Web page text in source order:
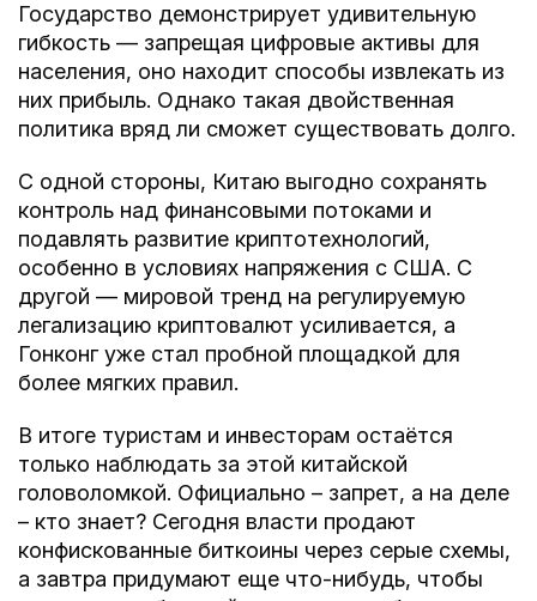
Государство демонстрирует удивительную
гибкость — запрещая цифровые активы для
населения, оно находит способы извлекать из
них прибыль. Однако такая двойственная
политика вряд ли сможет существовать долго.
С одной стороны, Китаю выгодно сохранять
контроль над финансовыми потоками и
подавлять развитие криптотехнологий,
особенно в условиях напряжения с США. С
другой — мировой тренд на регулируемую
легализацию криптовалют усиливается, а
Гонконг уже стал пробной площадкой для
более мягких правил.
В итоге туристам и инвесторам остаётся
только наблюдать за этой китайской
головоломкой. Официально – запрет, а на деле
– кто знает? Сегодня власти продают
конфискованные биткоины через серые схемы,
а завтра придумают еще что-нибудь, чтобы